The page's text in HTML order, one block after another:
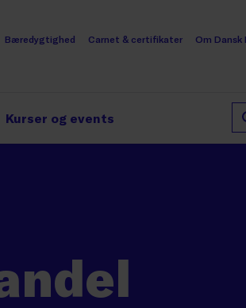
Bæredygtighed Carnet & certifikater Om Dansk
Kurser og events